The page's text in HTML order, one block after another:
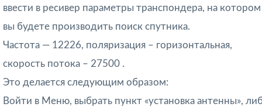
ввести в ресивер параметры транспондера, на котором
вы будете производить поиск спутника.
Частота — 12226, поляризация – горизонтальная,
скорость потока – 27500 .
Это делается следующим образом:
Войти в Меню, выбрать пункт «установка антенны»,